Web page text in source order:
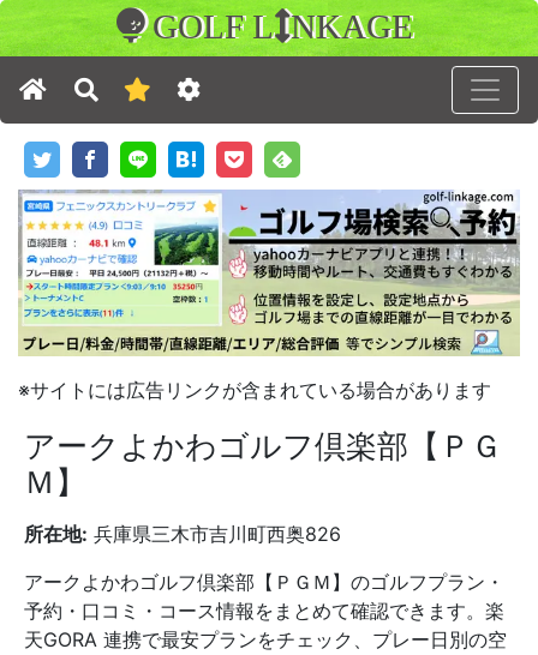
GOLF L NKAGE
※サイトには広告リンクが含まれている場合があります
アークよかわゴルフ倶楽部【ＰＧ
Ｍ】
所在地: 兵庫県三木市吉川町西奥826
アークよかわゴルフ倶楽部【ＰＧＭ】のゴルフプラン・
予約・口コミ・コース情報をまとめて確認できます。楽
天GORA 連携で最安プランをチェック、プレー日別の空